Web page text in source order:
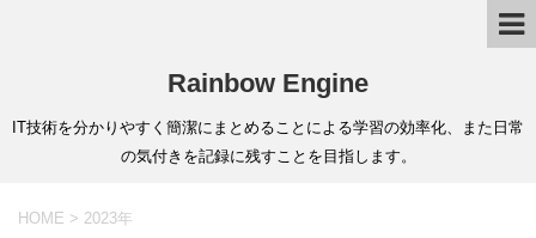
Rainbow Engine
IT技術を分かりやすく簡潔にまとめることによる学習の効率化、また日常
の気付きを記録に残すことを目指します。
HOME > 2023年